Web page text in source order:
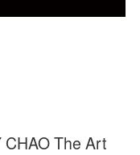
The Art